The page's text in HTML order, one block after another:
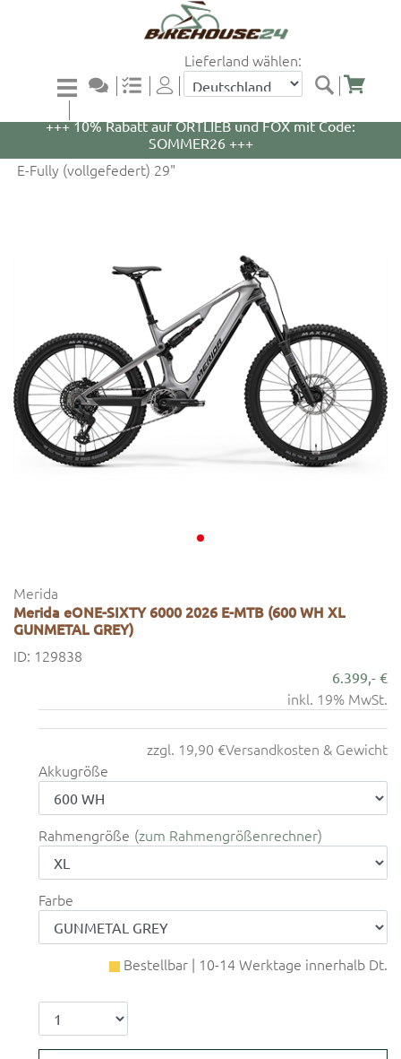
Lieferland wählen:
+++ 5% Rabatt auf WOOM Bikes und Zubehör mit
+++ 10% Rabatt auf ORTLIEB und FOX mit Code:
SOMMER26 +++
E-Fully (vollgefedert) 29"
Merida
Merida eONE-SIXTY 6000 2026 E-MTB (600 WH XL
GUNMETAL GREY)
ID: 129838
6.399,- €
inkl. 19% MwSt.
zzgl. 19,90 €Versandkosten & Gewicht
Akkugröße
Rahmengröße zum Rahmengrößenrechner
Farbe
Bestellbar | 10-14 Werktage innerhalb Dt.